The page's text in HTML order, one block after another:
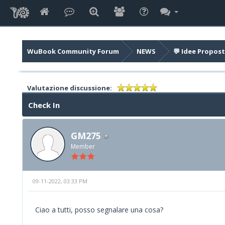
WuBook Community Forum NEWS 💬 Idee
Valutazione discussione:
Check In
GM275
Member
09-11-2022, 03:33 PM
Ciao a tutti, posso segnalare una cosa?